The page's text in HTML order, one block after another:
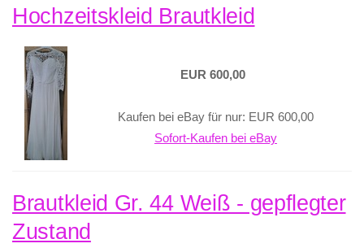
Hochzeitskleid Brautkleid
EUR 600,00
Kaufen bei eBay für nur: EUR 600,00
Sofort-Kaufen bei eBay
Brautkleid Gr. 44 Weiß - gepflegter
Zustand